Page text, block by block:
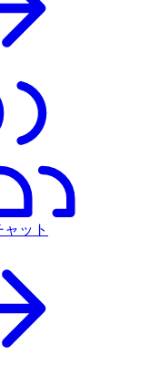
ット